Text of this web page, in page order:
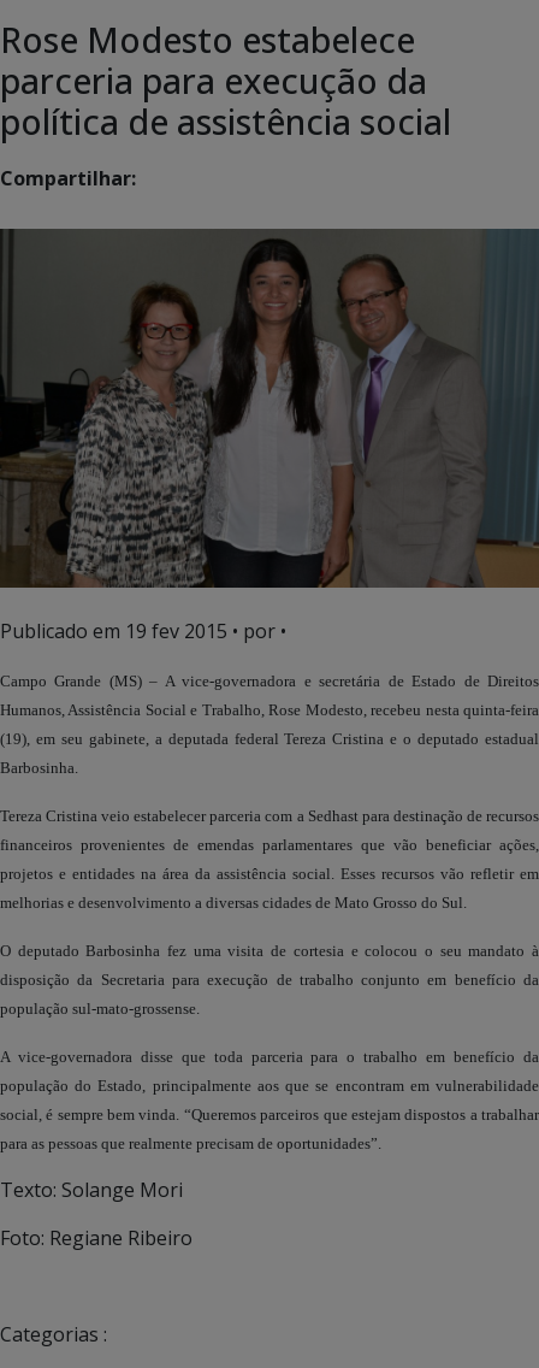
Rose Modesto estabelece
parceria para execução da
política de assistência social
Compartilhar:
Publicado em 19 fev 2015 • por •
Campo Grande (MS) – A vice-governadora e secretária de Estado de Direitos
Humanos, Assistência Social e Trabalho, Rose Modesto, recebeu nesta quinta-feira
(19), em seu gabinete, a deputada federal Tereza Cristina e o deputado estadual
Barbosinha.
Tereza Cristina veio estabelecer parceria com a Sedhast para destinação de recursos
financeiros provenientes de emendas parlamentares que vão beneficiar ações,
projetos e entidades na área da assistência social. Esses recursos vão refletir em
melhorias e desenvolvimento a diversas cidades de Mato Grosso do Sul.
O deputado Barbosinha fez uma visita de cortesia e colocou o seu mandato à
disposição da Secretaria para execução de trabalho conjunto em benefício da
população sul-mato-grossense.
A vice-governadora disse que toda parceria para o trabalho em benefício da
população do Estado, principalmente aos que se encontram em vulnerabilidade
social, é sempre bem vinda. “Queremos parceiros que estejam dispostos a trabalhar
para as pessoas que realmente precisam de oportunidades”.
Texto: Solange Mori
Foto: Regiane Ribeiro
Categorias :